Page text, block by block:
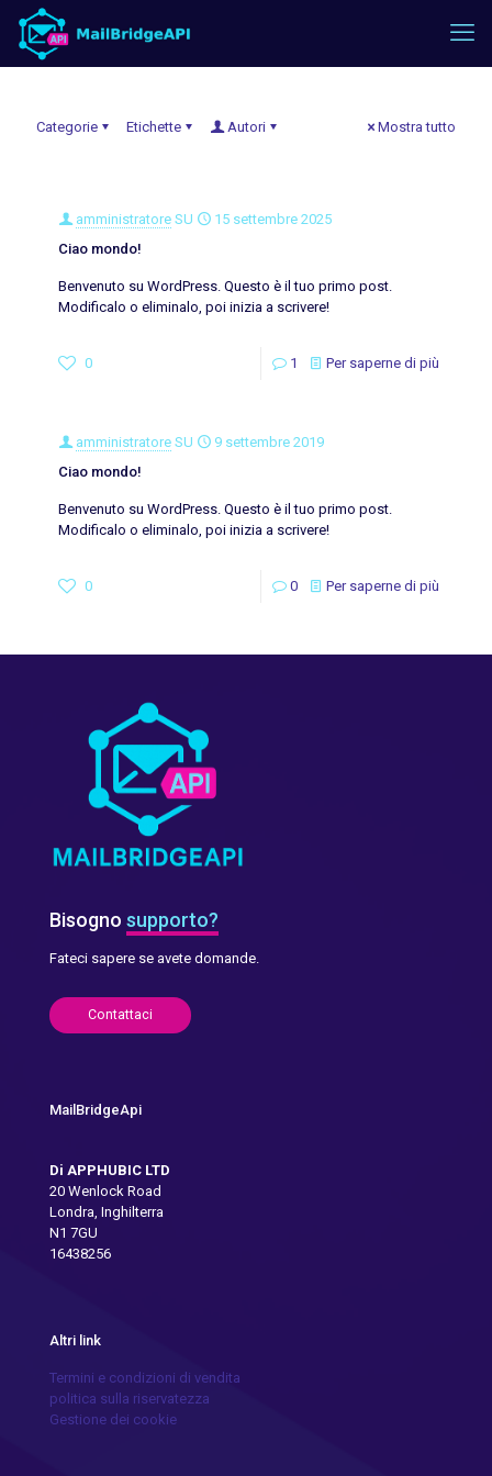
Categorie Etichette Autori Mostra tutto
amministratore SU
15 settembre 2025
Ciao mondo!
Benvenuto su WordPress. Questo è il tuo primo post.
Modificalo o eliminalo, poi inizia a scrivere!
0 1 Per saperne di più
amministratore SU
9 settembre 2019
Ciao mondo!
Benvenuto su WordPress. Questo è il tuo primo post.
Modificalo o eliminalo, poi inizia a scrivere!
0 0 Per saperne di più
Bisogno supporto?
Fateci sapere se avete domande.
Contattaci
MailBridgeApi
Di APPHUBIC LTD
20 Wenlock Road
Londra, Inghilterra
N1 7GU
16438256
Altri link
Termini e condizioni di vendita
politica sulla riservatezza
Gestione dei cookie